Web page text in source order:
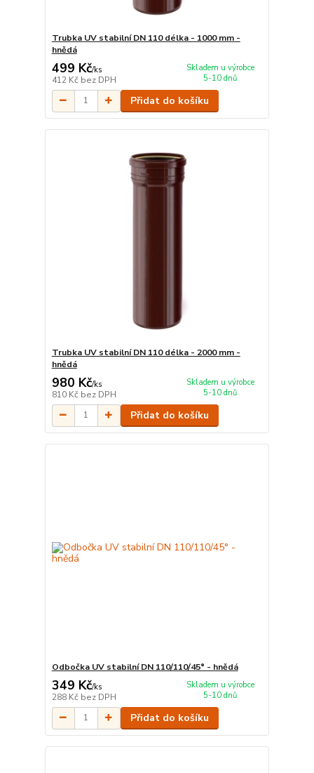
Trubka UV stabilní DN 110 délka - 1000 mm -
hnědá
499 Kč/ks
412 Kč bez DPH
Skladem u výrobce
5-10 dnů
Přidat do košíku
Trubka UV stabilní DN 110 délka - 2000 mm -
hnědá
980 Kč/ks
810 Kč bez DPH
Skladem u výrobce
5-10 dnů
Přidat do košíku
Odbočka UV stabilní DN 110/110/45° - hnědá
349 Kč/ks
288 Kč bez DPH
Skladem u výrobce
5-10 dnů
Přidat do košíku